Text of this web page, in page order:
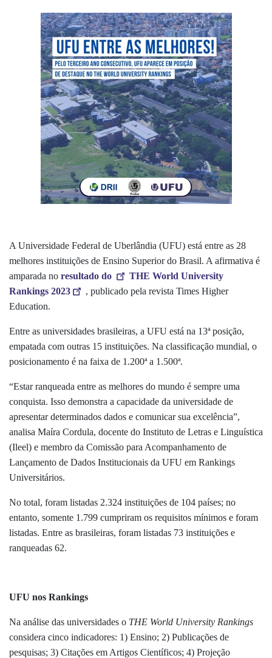
A Universidade Federal de Uberlândia (UFU) está entre as 28
melhores instituições de Ensino Superior do Brasil. A afirmativa é
amparada no resultado do
THE World University
Rankings 2023
, publicado pela revista Times Higher
Education.
Entre as universidades brasileiras, a UFU está na 13ª posição,
empatada com outras 15 instituições. Na classificação mundial, o
posicionamento é na faixa de 1.200ª a 1.500ª.
“Estar ranqueada entre as melhores do mundo é sempre uma
conquista. Isso demonstra a capacidade da universidade de
apresentar determinados dados e comunicar sua excelência”,
analisa Maíra Cordula, docente do Instituto de Letras e Linguística
(Ileel) e membro da Comissão para Acompanhamento de
Lançamento de Dados Institucionais da UFU em Rankings
Universitários.
No total, foram listadas 2.324 instituições de 104 países; no
entanto, somente 1.799 cumpriram os requisitos mínimos e foram
listadas. Entre as brasileiras, foram listadas 73 instituições e
ranqueadas 62.
UFU nos Rankings
Na análise das universidades o THE World University Rankings
considera cinco indicadores: 1) Ensino; 2) Publicações de
pesquisas; 3) Citações em Artigos Científicos; 4) Projeção